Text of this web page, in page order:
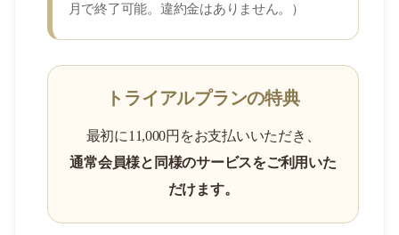
月で終了可能。違約金はありません。）
トライアルプランの特典
最初に11,000円をお支払いいただき、
通常会員様と同様のサービスをご利用いた
だけます。